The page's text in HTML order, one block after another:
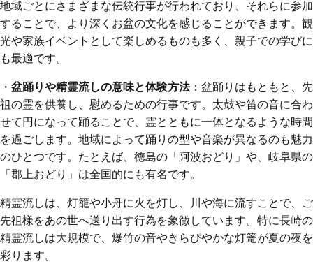
地域ごとにさまざまな伝統行事が行われており、それらに参加
することで、より深くお盆の文化を感じることができます。観
光や家族イベントとして楽しめるものも多く、親子での学びに
も最適です。
・ 盆踊りや精霊流しの意味と体験方法：盆踊りはもともと、先
祖の霊を供養し、慰めるための行事です。太鼓や笛の音に合わ
せて円になって踊ることで、霊とともに一体となるような時間
を過ごします。地域によって踊りの型や音楽が異なるのも魅力
のひとつです。たとえば、徳島の「阿波おどり」や、岐阜県の
「郡上おどり」は全国的にも有名です。
精霊流しは、灯籠や小舟に火を灯し、川や海に流すことで、ご
先祖様をあの世へ送り出す行為を象徴しています。特に長崎の
精霊流しは大規模で、爆竹の音やきらびやかな灯篭が夏の夜を
彩ります。